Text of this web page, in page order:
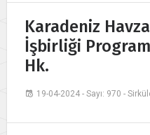
Karadeniz
İşbirliği
Hk.
19-04-2024 - Sayı: 970 -